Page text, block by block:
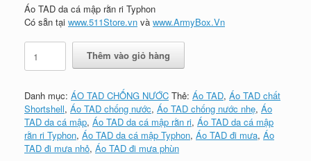
là:
₫600,000.
tại
là:
Áo TAD da cá mập rằn ri Typhon
Có sẵn tại www.511Store.vn và www.ArmyBox.Vn
TAD
da
mập
rằn
ri
-
Typhon
Thêm vào giỏ hàng
Danh mục: ÁO TAD CHỐNG NƯỚC Thẻ: Áo TAD, Áo TAD chất
Shortshell, Áo TAD chống nước, Áo TAD chống nước nhẹ, Áo
TAD da cá mập, Áo TAD da cá mập rằn ri, Áo TAD da cá mập
rằn ri Typhon, Áo TAD da cá mập Typhon, Áo TAD đi mưa, Áo
TAD đi mưa nhỏ, Áo TAD đi mưa phùn